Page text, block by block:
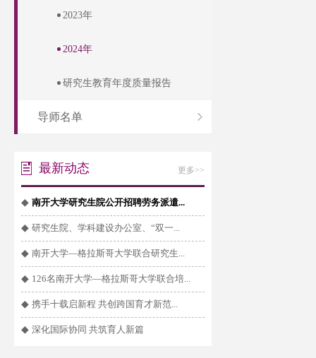
2023年
2024年
研究生教育年度质量报告
导师名单
最新动态 更多>>
◆ 南开大学研究生院公开招聘劳务派遣...
◆ 研究生院、学科建设办公室、“双一...
◆ 南开大学—格拉斯哥大学联合研究生...
◆ 126名南开大学—格拉斯哥大学联合培...
◆ 携手十载启新程 共创跨国育才新范...
◆ 深化国际协同 共筑育人新篇